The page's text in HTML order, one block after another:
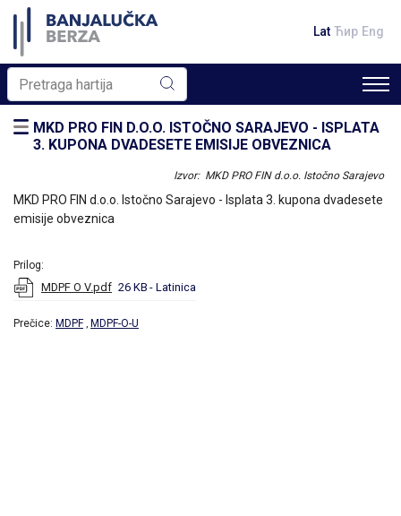
Lat Ћир Eng
MKD PRO FIN D.O.O. ISTOČNO SARAJEVO - ISPLATA
3. KUPONA DVADESETE EMISIJE OBVEZNICA
Izvor: MKD PRO FIN d.o.o. Istočno Sarajevo
MKD PRO FIN d.o.o. Istočno Sarajevo - Isplata 3. kupona dvadesete
emisije obveznica
Prilog:
MDPF O V.pdf 26 KB - Latinica
Prečice: MDPF, MDPF-O-U